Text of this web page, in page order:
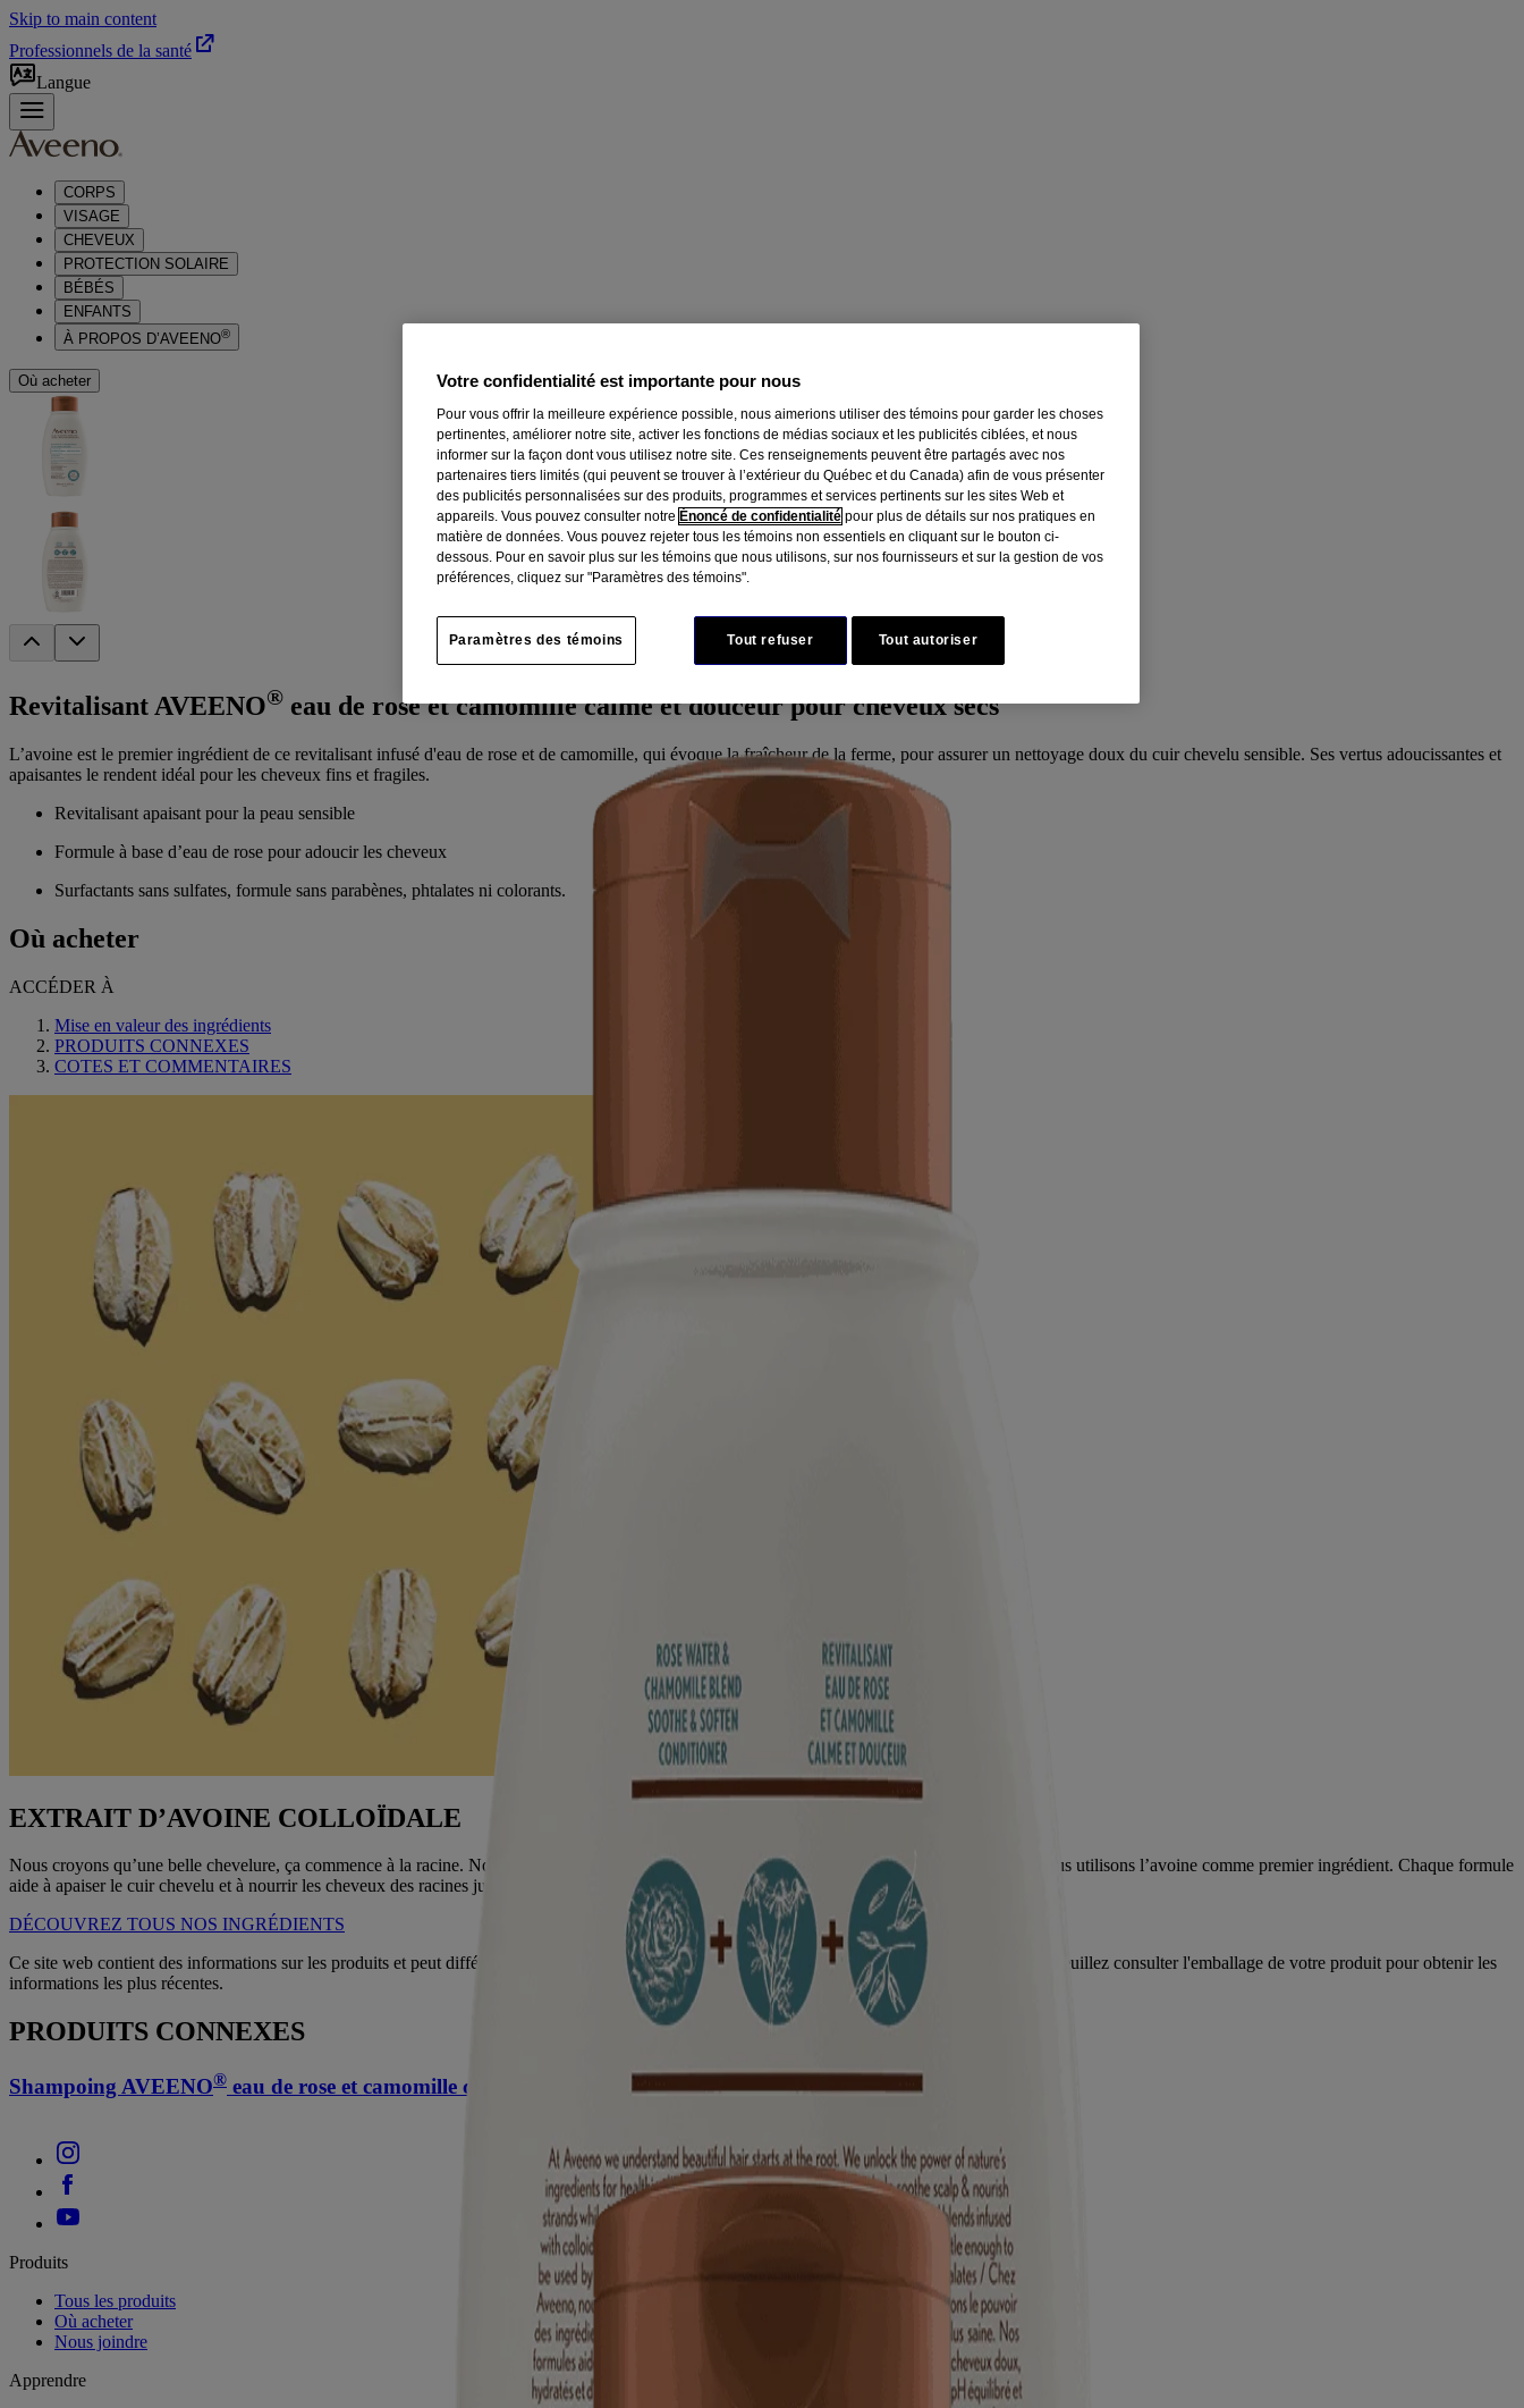
Skip to main content
Professionnels de la santé
Langue
CORPS
VISAGE
CHEVEUX
PROTECTION SOLAIRE
BÉBÉS
ENFANTS
À PROPOS D’AVEENO®
Où acheter
Revitalisant AVEENO® eau de rose et camomille calme et douceur pour cheveux secs
L’avoine est le premier ingrédient de ce revitalisant infusé d'eau de rose et de camomille, qui évoque la fraîcheur de la ferme, pour assurer un nettoyage doux du cuir chevelu sensible. Ses vertus adoucissantes et
apaisantes le rendent idéal pour les cheveux fins et fragiles.
Revitalisant apaisant pour la peau sensible
Formule à base d’eau de rose pour adoucir les cheveux
Surfactants sans sulfates, formule sans parabènes, phtalates ni colorants.
Où acheter
ACCÉDER À
Mise en valeur des ingrédients
PRODUITS CONNEXES
COTES ET COMMENTAIRES
EXTRAIT D’AVOINE COLLOÏDALE
Nous croyons qu’une belle chevelure, ça commence à la racine. Nous aimons avoir le sentiment que tout est en parfait équilibre. C’est pourquoi nous utilisons l’avoine comme premier ingrédient. Chaque formule
aide à apaiser le cuir chevelu et à nourrir les cheveux des racines jusqu’aux pointes.
DÉCOUVREZ TOUS NOS INGRÉDIENTS
Ce site web contient des informations sur les produits et peut différer des informations figurant sur l'emballage du produit que vous pourriez avoir. Veuillez consulter l'emballage de votre produit pour obtenir les
informations les plus récentes.
PRODUITS CONNEXES
Shampoing AVEENO® eau de rose et camomille calme et douceur
Produits
Tous les produits
Où acheter
Nous joindre
Apprendre
Votre confidentialité est importante pour nous
Pour vous offrir la meilleure expérience possible, nous aimerions utiliser des témoins pour garder les choses
pertinentes, améliorer notre site, activer les fonctions de médias sociaux et les publicités ciblées, et nous
informer sur la façon dont vous utilisez notre site. Ces renseignements peuvent être partagés avec nos
partenaires tiers limités (qui peuvent se trouver à l’extérieur du Québec et du Canada) afin de vous présenter
des publicités personnalisées sur des produits, programmes et services pertinents sur les sites Web et
appareils. Vous pouvez consulter notre Énoncé de confidentialitépour plus de détails sur nos pratiques en
matière de données. Vous pouvez rejeter tous les témoins non essentiels en cliquant sur le bouton ci-
dessous. Pour en savoir plus sur les témoins que nous utilisons, sur nos fournisseurs et sur la gestion de vos
préférences, cliquez sur "Paramètres des témoins".
Paramètres des témoins Tout refuser Tout autoriser